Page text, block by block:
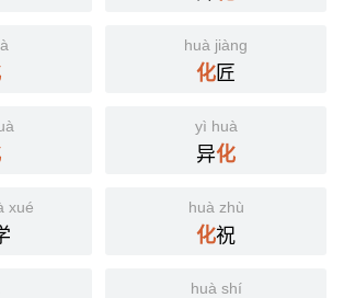
huà jiàng
化匠
yì huà
异化
xué huà zhù
化祝
huà shí